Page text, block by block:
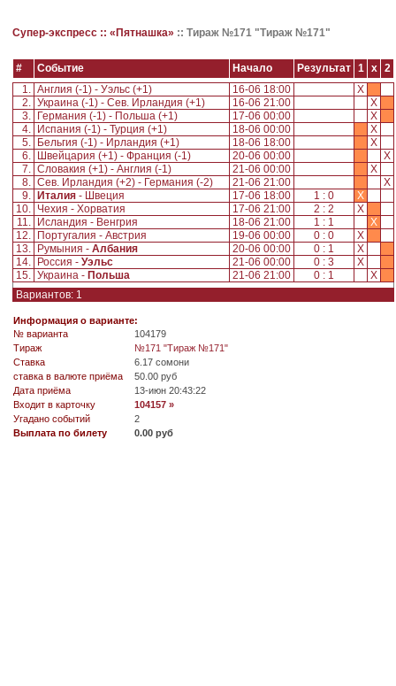
Супер-экспресс :: «Пятнашка» :: Тираж №171 "Тираж №171"
# Событие Начало Результат 1 x
2
1. Англия (-1) - Уэльс (+1) 16-06 18:00
X
2. Украина (-1) - Сев. Ирландия (+1) 16-06 21:00
X
3.
Германия (-1) - Польша (+1) 17-06 00:00
X
4.
Испания (-1) - Турция (+1) 18-06 00:00
X
5.
Бельгия (-1) - Ирландия (+1) 18-06 18:00
X
6.
Швейцария (+1) - Франция (-1) 20-06 00:00
X
7. Словакия (+1) - Англия (-1) 21-06 00:00
X
8. Сев. Ирландия (+2) - Германия (-2) 21-06 21:00
X
9.
Италия - Швеция 17-06 18:00 1 : 0
X
10. Чехия - Хорватия 17-06 21:00 2 : 2
X
11.
Исландия - Венгрия 18-06 21:00 1 : 1
X
12.
Португалия - Австрия 19-06 00:00 0 : 0
X
13.
Румыния - Албания 20-06 00:00 0 : 1
X
14.
Россия - Уэльс 21-06 00:00 0 : 3
X
15. Украина - Польша 21-06 21:00 0 : 1
X
Вариантов: 1
Информация о варианте:
№ варианта
104179
Tираж
№171 "Тираж №171"
Ставка
6.17 сомони
ставка в валюте приёма
50.00 руб
Дата приёма
13-июн 20:43:22
Входит в карточку
104157 »
Угадано событий
2
Выплата по билету
0.00 руб